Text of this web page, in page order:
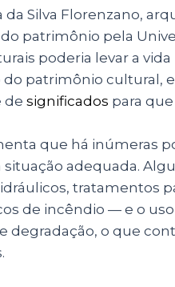
da Silva Florenzano,
patrimônio pela
poderia levar a
do patrimônio cultural,
de significados para
que há inúmeras
situação adequada.
tratamentos
de incêndio — e o
degradação, o que